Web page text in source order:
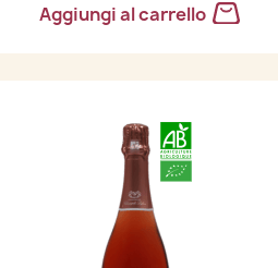
Aggiungi al carrello